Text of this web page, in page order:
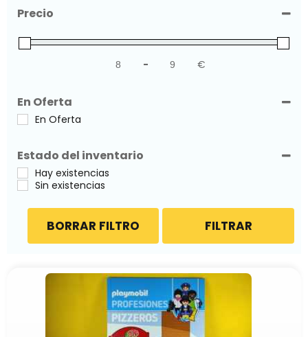
Precio
Minimum Price
- Maximum Price
€
En Oferta
En Oferta
Estado del inventario
Hay existencias
Sin existencias
FILTRAR
BORRAR FILTRO